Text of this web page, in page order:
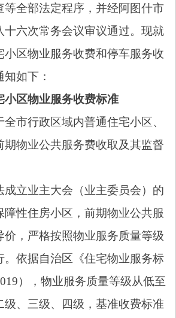
严格按照物业服务质量等级
据自治区《住宅物业服务标
，物业服务质量等级从低至
三级、四级，基准收费标准
/月·平方米、三级服务0.75
0.85元/月·平方米；
通住宅：一级服务1.10元/月·
元/月·平方米、三级服务1.70
务2.20元/月·平方米。
业服务质量等级严格按照自
发布自治区工程建设标准
的公告》（2019年第238